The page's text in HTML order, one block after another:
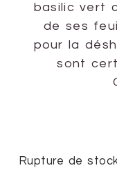
basilic vert
de ses
pour la
sont
Rupture de